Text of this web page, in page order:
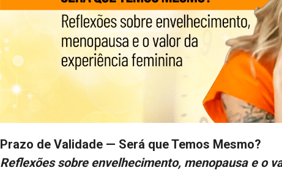
Prazo de Validade — Será que Temos Mesmo?
Reflexões sobre envelhecimento, menopausa e o